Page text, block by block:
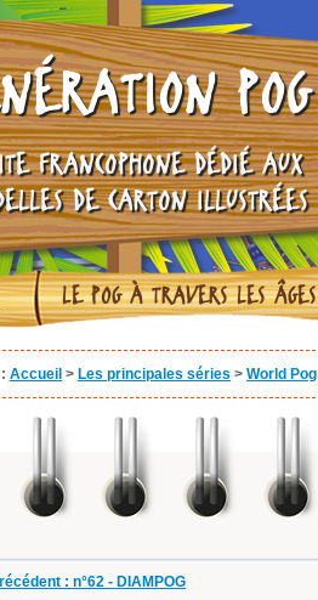
POG
FRANCOPHONE DÉDIÉ AUX
DE CARTON ILLUSTRÉES
LE POG À TRAVERS LES ÂGES
Accueil > Les principales séries > World
: n°62 - DIAMPOG